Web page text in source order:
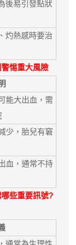
後易引發點狀
灼熱感時要治
惕重大風險
能大出血，需
少，胎兒有窘
血，通常不持
些重要訊號?